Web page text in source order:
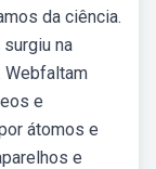
da ciência.
na
Webfaltam
e
átomos e
e